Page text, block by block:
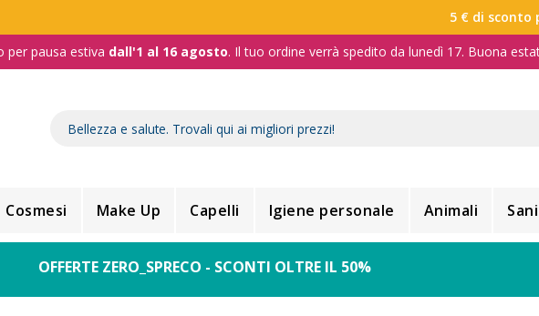
5 € di sconto
per pausa estiva dall'1 al 16 agosto. Il tuo ordine verrà spedito da lunedì 17. Buona
Cosmesi Make Up Capelli Igiene personale Animali
OFFERTE ZERO_SPRECO - SCONTI OLTRE IL 50%